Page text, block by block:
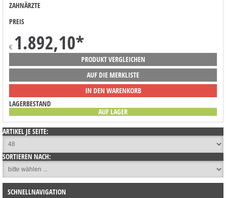
ZAHNÄRZTE
PREIS
€ 1.892,10*
PRODUKT VERGLEICHEN
AUF DIE MERKLISTE
IN DEN WARENKORB
LAGERBESTAND
AUF LAGER
ARTIKEL JE SEITE:
SORTIEREN NACH:
SCHNELLNAVIGATION